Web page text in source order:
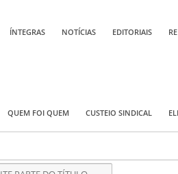
ÍNTEGRAS NOTÍCIAS EDITORIAIS
QUEM FOI QUEM CUSTEIO SINDICAL